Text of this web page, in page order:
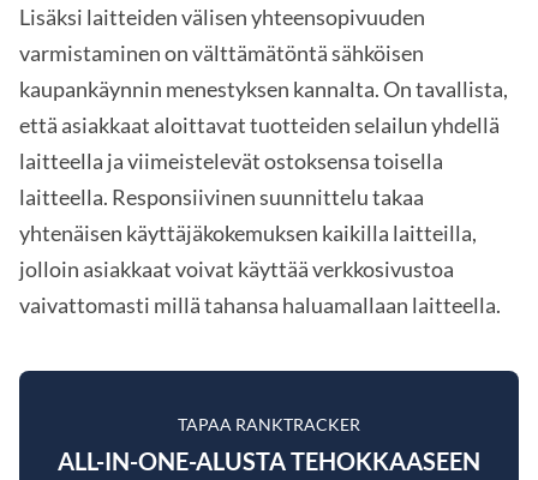
Lisäksi laitteiden välisen yhteensopivuuden
varmistaminen on välttämätöntä sähköisen
kaupankäynnin menestyksen kannalta. On tavallista,
että asiakkaat aloittavat tuotteiden selailun yhdellä
laitteella ja viimeistelevät ostoksensa toisella
laitteella. Responsiivinen suunnittelu takaa
yhtenäisen käyttäjäkokemuksen kaikilla laitteilla,
jolloin asiakkaat voivat käyttää verkkosivustoa
vaivattomasti millä tahansa haluamallaan laitteella.
TAPAA RANKTRACKER
ALL-IN-ONE-ALUSTA TEHOKKAASEEN